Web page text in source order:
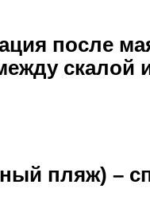
после
скалой
пляж) –